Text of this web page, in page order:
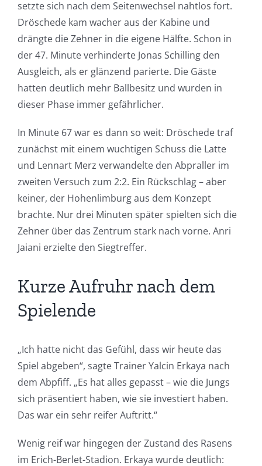
setzte sich nach dem Seitenwechsel nahtlos fort.
Dröschede kam wacher aus der Kabine und
drängte die Zehner in die eigene Hälfte. Schon in
der 47. Minute verhinderte Jonas Schilling den
Ausgleich, als er glänzend parierte. Die Gäste
hatten deutlich mehr Ballbesitz und wurden in
dieser Phase immer gefährlicher.
In Minute 67 war es dann so weit: Dröschede traf
zunächst mit einem wuchtigen Schuss die Latte
und Lennart Merz verwandelte den Abpraller im
zweiten Versuch zum 2:2. Ein Rückschlag – aber
keiner, der Hohenlimburg aus dem Konzept
brachte. Nur drei Minuten später spielten sich die
Zehner über das Zentrum stark nach vorne. Anri
Jaiani erzielte den Siegtreffer.
Kurze Aufruhr nach dem
Spielende
„Ich hatte nicht das Gefühl, dass wir heute das
Spiel abgeben“, sagte Trainer Yalcin Erkaya nach
dem Abpfiff. „Es hat alles gepasst – wie die Jungs
sich präsentiert haben, wie sie investiert haben.
Das war ein sehr reifer Auftritt.“
Wenig reif war hingegen der Zustand des Rasens
im Erich-Berlet-Stadion. Erkaya wurde deutlich: